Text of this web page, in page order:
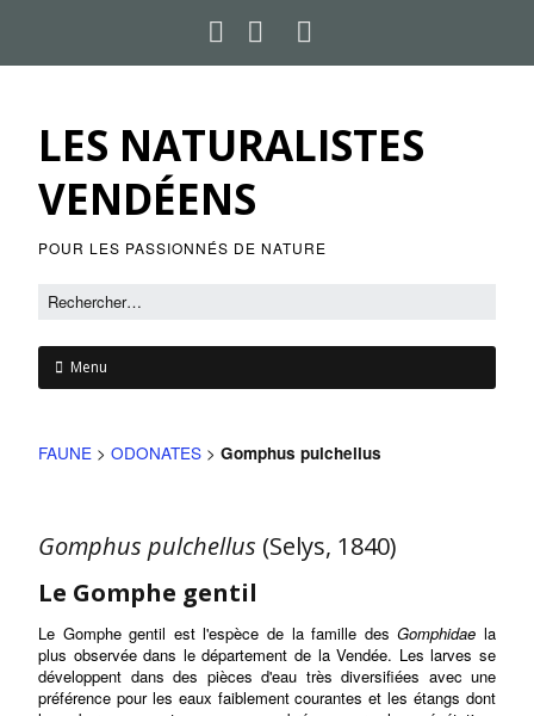
LES NATURALISTES
VENDÉENS
POUR LES PASSIONNÉS DE NATURE
Menu
FAUNE > ODONATES > Gomphus pulchellus
Gomphus pulchellus (Selys, 1840)
Le Gomphe gentil
Le Gomphe gentil est l'espèce de la famille desGomphidaela
plus observée dans le département de la Vendée. Les larves se
développent dans des pièces d'eau très diversifiées avec une
préférence pour les eaux faiblement courantes etles étangs dont